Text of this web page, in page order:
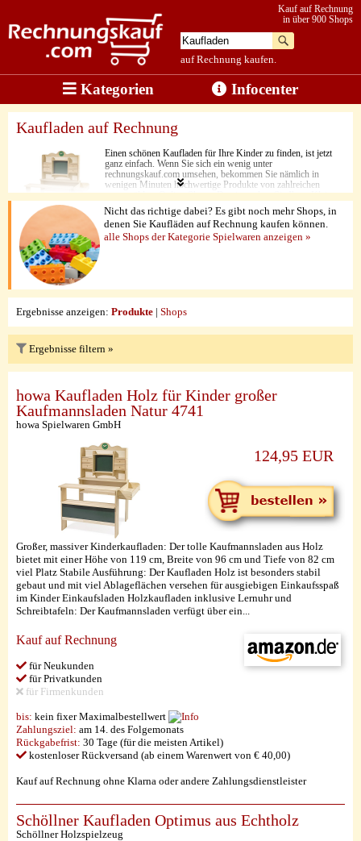
auf Rechnung kaufen.
Kauf auf Rechnung
in über 900 Shops
Kategorien Infocenter
Kaufladen auf Rechnung
Einen schönen Kaufladen für Ihre Kinder zu finden, ist jetzt
ganz einfach. Wenn Sie sich ein wenig unter
rechnungskauf.com umsehen, bekommen Sie nämlich in
wenigen Minuten hochwertige Produkte von zahlreichen
ausgewählten Online-Shops. Damit machen Sie Ihren Kleinen
eine ganz besondere Freude. Dabei überzeugen nicht nur die
Preise, sondern auch die sehr gute Herstellungsqualität und die
liebevollen Details. Zu guter Letzt überzeugt hier aber in erster
Linie eine Sache. Jedes Produkthighlight kann ganz leicht per
Nicht das richtige dabei? Es gibt noch mehr Shops, in
denen Sie Kaufläden auf Rechnung kaufen können.
alle Shops der Kategorie Spielwaren anzeigen »
Ergebnisse anzeigen: Produkte | Shops
Ergebnisse filtern »
howa Kaufladen Holz für Kinder großer
Kaufmannsladen Natur 4741
howa Spielwaren GmbH
124,95 EUR
Großer, massiver Kinderkaufladen: Der tolle Kaufmannsladen aus Holz
bietet mit einer Höhe von 119 cm, Breite von 96 cm und Tiefe von 82 cm
viel Platz Stabile Ausführung: Der Kaufladen Holz ist besonders stabil
gebaut und mit viel Ablageflächen versehen für ausgiebigen Einkaufsspaß
im Kinder Einkaufsladen Holzkaufladen inklusive Lernuhr und
Schreibtafeln: Der Kaufmannsladen verfügt über ein...
Kauf auf Rechnung
für Neukunden
für Privatkunden
für Firmenkunden
bis: kein fixer Maximalbestellwert
Zahlungsziel: am 14. des Folgemonats
Rückgabefrist: 30 Tage (für die meisten Artikel)
kostenloser Rückversand (ab einem Warenwert von € 40,00)
Kauf auf Rechnung ohne Klarna oder andere Zahlungsdienstleister
Schöllner Kaufladen Optimus aus Echtholz
Schöllner Holzspielzeug